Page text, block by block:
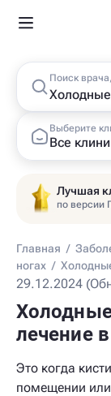
Поиск
Выберите
Все
Лучшая
по версии
Главная /
ногах /
29.12.2024
лечение
Это когда
помещении или